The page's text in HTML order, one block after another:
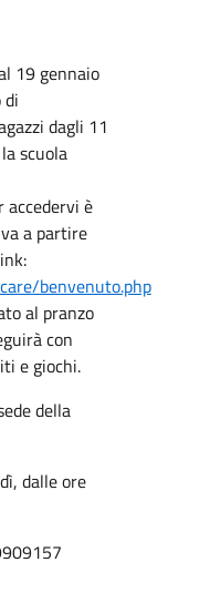
19 gennaio
dagli 11
scuola
accedervi è
a partire
benvenuto.php
al pranzo
con
e giochi.
della
dalle ore